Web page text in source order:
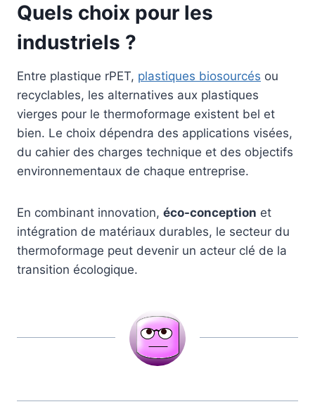
Quels choix pour les
industriels ?
Entre plastique rPET, plastiques biosourcés ou
recyclables, les alternatives aux plastiques
vierges pour le thermoformage existent bel et
bien. Le choix dépendra des applications visées,
du cahier des charges technique et des objectifs
environnementaux de chaque entreprise.
En combinant innovation, éco-conception et
intégration de matériaux durables, le secteur du
thermoformage peut devenir un acteur clé de la
transition écologique.